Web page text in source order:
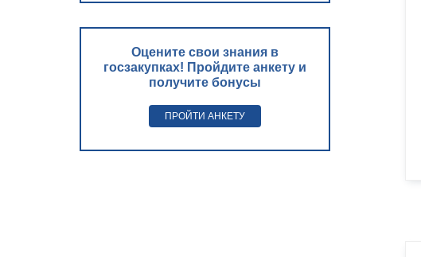
Оцените свои знания в
госзакупках! Пройдите анкету и
получите бонусы
ПРОЙТИ АНКЕТУ